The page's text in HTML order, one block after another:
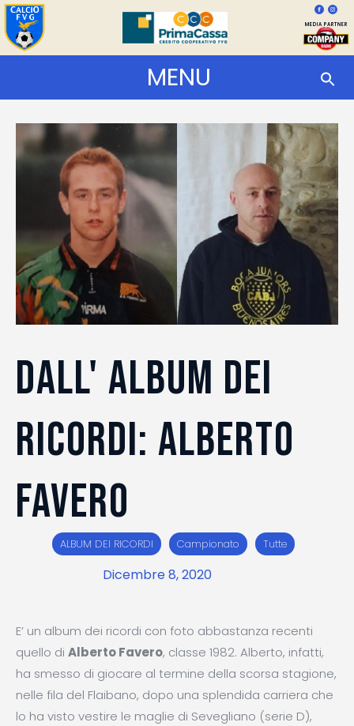
MEDIA PARTNER
MENU
DALL' ALBUM DEI
RICORDI: ALBERTO
FAVERO
ALBUM DEI RICORDI Campionato Tutte
Dicembre 8, 2020
E’ un album dei ricordi con foto abbastanza recenti
quello di Alberto Favero, classe 1982. Alberto, infatti,
ha smesso di giocare al termine della scorsa stagione,
nelle fila del Flaibano, dopo una splendida carriera che
lo ha visto vestire le maglie di Sevegliano (serie D),